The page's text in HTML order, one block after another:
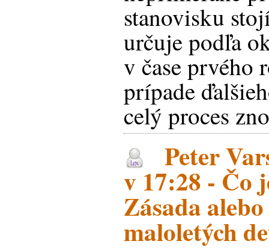
stanovisku
určuje podľa
v čase prvého
prípade
celý proces
Peter
v 17:28 - Čo
Zásada
maloletých